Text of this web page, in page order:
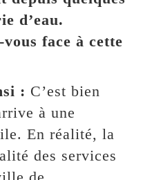
d’eau.
face à cette
: C’est bien
à une
En réalité, la
des services